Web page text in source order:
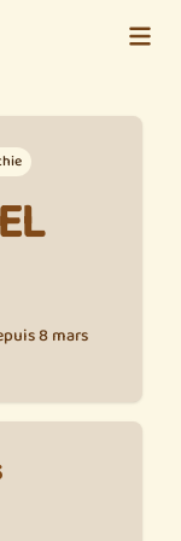
8 mars